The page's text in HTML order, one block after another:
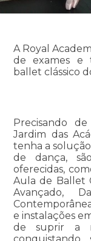
A Royal
de exames e
ballet clássico
Precisando
Jardim das
tenha a
de dança,
oferecidas,
Aula de Ballet
Avançado,
e instalações
de suprir a